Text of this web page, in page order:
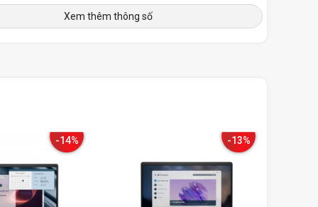
15.6 inch
FHD (1920 x 1080)
Xem thêm thông số
-14% -13%